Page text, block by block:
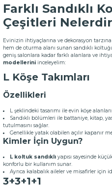
Farklı Sandıklı
Çeşitleri
Evinizin ihtiyaçlarına ve dekorasyon
hem de oturma alanı sunan sandıklı
geniş salonlara kadar farklı alanlara ve
modellerini inceleyelim:
L Köşe Takımları
Özellikleri
L şeklindeki tasarımı ile evin köşe
Sandıklı bölümleri ile battaniye, kitap,
tutulmasını sağlar.
Genellikle yatak olabilen açılır kapanır
Kimler İçin Uygun?
L koltuk sandıklıyapısı sayesinde
konforlu bir kullanım sunar.
Ayrıca kalabalık aileler ve misafirler için
3+3+1+1